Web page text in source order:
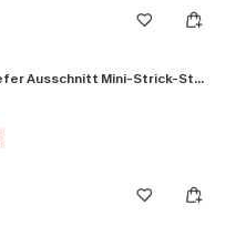
Weißes Kurzarm Tiefer Ausschnitt Mini-Strick-Strandkleid